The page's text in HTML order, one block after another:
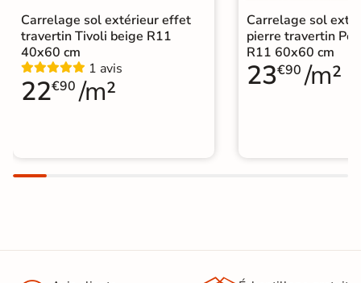
identique
|Carrelage extérieur grand format
Carrelage sol extérieur effet
travertin Tivoli beige R11
40x60 cm
1 avis
22€90 /m²
Carrelage sol
pierre travertin
R11 60x60 cm
23€90 /m²